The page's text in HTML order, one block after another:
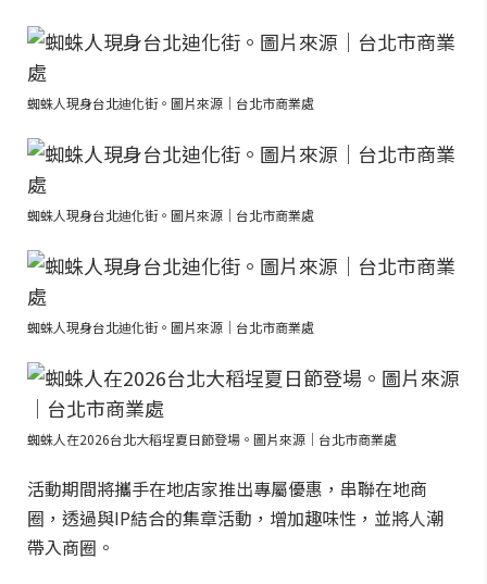
蜘蛛人現身台北迪化街。圖片來源｜台北市商業處
蜘蛛人現身台北迪化街。圖片來源｜台北市商業處
蜘蛛人現身台北迪化街。圖片來源｜台北市商業處
蜘蛛人在2026台北大稻埕夏日節登場。圖片來源｜台北市商業處
活動期間將攜手在地店家推出專屬優惠，串聯在地商
圈，透過與IP結合的集章活動，增加趣味性，並將人潮
帶入商圈。